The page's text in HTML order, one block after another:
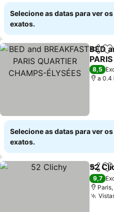
Selecione as datas para ver
exatos.
BED
Ver
8,5
a 0.4
Selecione as datas para ver
exatos.
52
9,7